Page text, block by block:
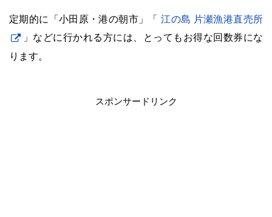
定期的に「小田原・港の朝市」「江の島 片瀬漁港直売所
」などに行かれる方には、とってもお得な回数券にな
ります。
スポンサードリンク